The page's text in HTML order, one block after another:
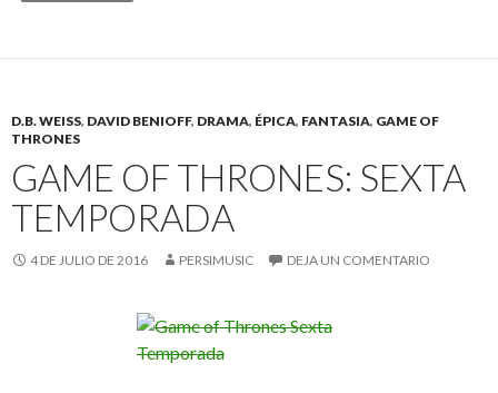
D.B. WEISS, DAVID BENIOFF, DRAMA, ÉPICA, FANTASIA, GAME OF
THRONES
GAME OF THRONES: SEXTA
TEMPORADA
4 DE JULIO DE 2016 PERSIMUSIC DEJA UN COMENTARIO